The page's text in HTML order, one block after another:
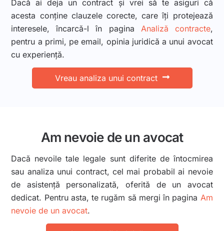
Dacă ai deja un contract și vrei să te asiguri că
acesta conține clauzele corecte, care îți protejează
interesele, încarcă-l în pagina Analiză contracte,
pentru a primi, pe email, opinia juridică a unui avocat
cu experiență.
Vreau analiza unui contract
Am nevoie de un avocat
Dacă nevoile tale legale sunt diferite de întocmirea
sau analiza unui contract, cel mai probabil ai nevoie
de asistență personalizată, oferită de un avocat
dedicat. Pentru asta, te rugăm să mergi în pagina Am
nevoie de un avocat.